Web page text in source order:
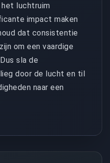
het luchtruim
impact maken
dat consistentie
om een vaardige
sla de
door de lucht en til
naar een